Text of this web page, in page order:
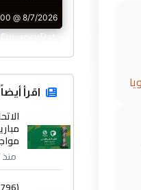
CurrencyRate
اقرأ أيضاً
منذ 17 ساعة